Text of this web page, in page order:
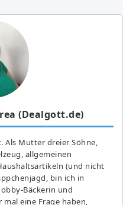
(Dealgott.de)
Als Mutter dreier Söhne,
allgemeinen
(und nicht
bin ich in
Bäckerin und
eine Frage haben,